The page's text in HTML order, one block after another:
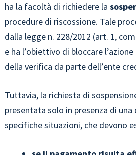
ha la facoltà di richiedere la
procedure di riscossione. Tale
dalla legge n. 228/2012 (art. 1,
e ha l’obiettivo di bloccare
della verifica da parte dell’ente
Tuttavia, la richiesta di
presentata solo in presenza di una
specifiche situazioni, che devono